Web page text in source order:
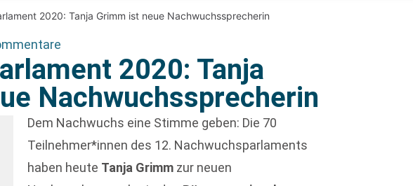
2020: Tanja Grimm ist neue Nachwuchssprecherin
2020: Tanja
Nachwuchssprecherin
Dem Nachwuchs eine Stimme geben: Die 70
Teilnehmer*innen des 12. Nachwuchsparlaments
haben heute Tanja Grimm zur neuen